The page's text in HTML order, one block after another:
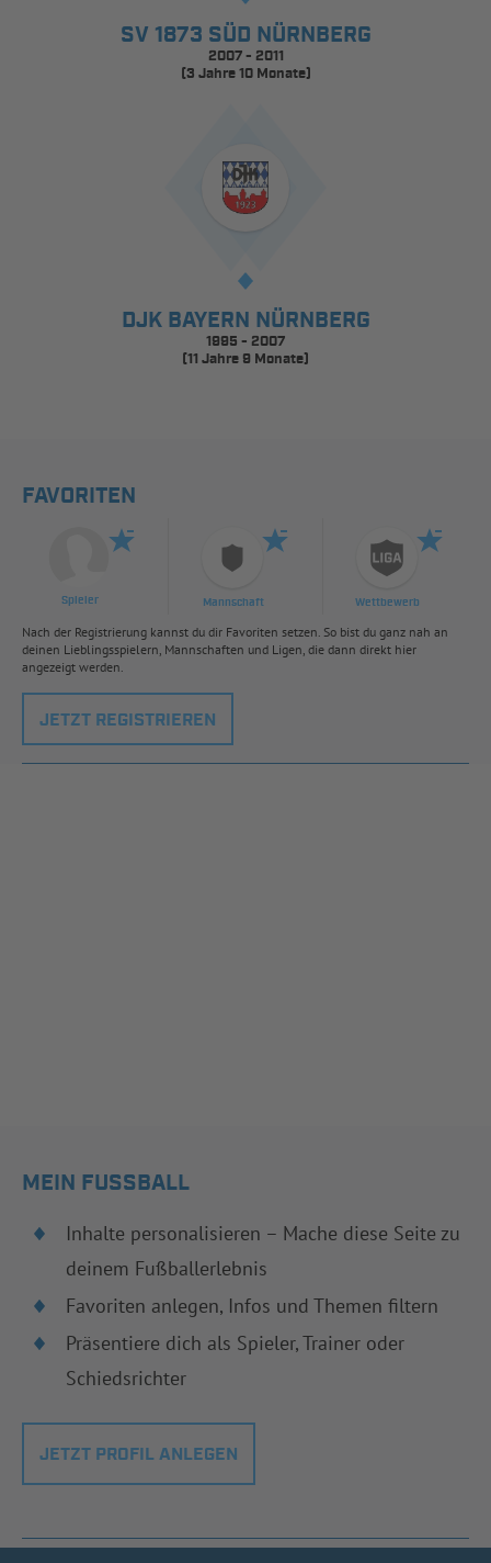
SV 1873 SÜD NÜRNBERG
2007 - 2011
(3 Jahre 10 Monate)
DJK BAYERN NÜRNBERG
1995 - 2007
(11 Jahre 9 Monate)
FAVORITEN
Spieler Mannschaft Wettbewerb
Nach der Registrierung kannst du dir Favoriten setzen. So bist du ganz nah an
deinen Lieblingsspielern, Mannschaften und Ligen, die dann direkt hier
angezeigt werden.
JETZT REGISTRIEREN
MEIN FUSSBALL
Inhalte personalisieren – Mache diese Seite zu
deinem Fußballerlebnis
Favoriten anlegen, Infos und Themen filtern
Präsentiere dich als Spieler, Trainer oder
Schiedsrichter
JETZT PROFIL ANLEGEN